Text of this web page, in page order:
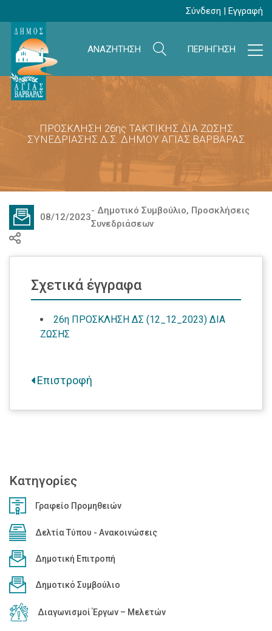
Σύνδεση | Εγγραφή
ΑΝΑΖΗΤΗΣΗ ΠΕΡΙΗΓΗΣΗ
ΠΡΟΣΚΛΗΣΗ 26ης ΤΑΚΤΙΚΗΣ ΔΙΑ ΖΩΣΗΣ
ΣΥΝΕΔΡΙΑΣΗΣ Δ.Σ. ΔΗΜΟΥ ΑΓΙΑΣ ΒΑΡΒΑΡΑΣ
08/12/2023
- Δημοτικό Συμβούλιο, Προσκλήσεις
Συνεδριάσεων
Σχετικά έγγραφα
26η ΠΡΟΣΚΛΗΣΗ ΔΣ (12_12_2023) ΔΙΑ
ΖΩΣΗΣ
Επιστροφή
Κατηγορίες
Γραφείο Προμηθειών
Δελτία Τύπου - Ανακοινώσεις
Δημοτική Επιτροπή
Δημοτικό Συμβούλιο
Διαγωνισμοί Έργων – Μελετών